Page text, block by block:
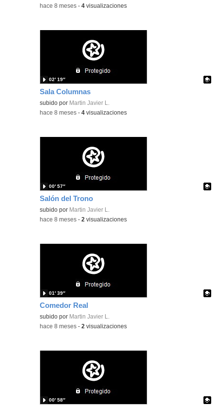
-hace 8 meses -4 visualizaciones
Sala Columnas
Contenido educativo.
subido por Martin Javier L.
02′ 19″
-hace 8 meses -4 visualizaciones
Salón del Trono
Contenido educativo.
subido por Martin Javier L.
00′ 57″
-hace 8 meses -2 visualizaciones
Comedor Real
Contenido educativo.
subido por Martin Javier L.
01′ 39″
-hace 8 meses -2 visualizaciones
00′ 58″